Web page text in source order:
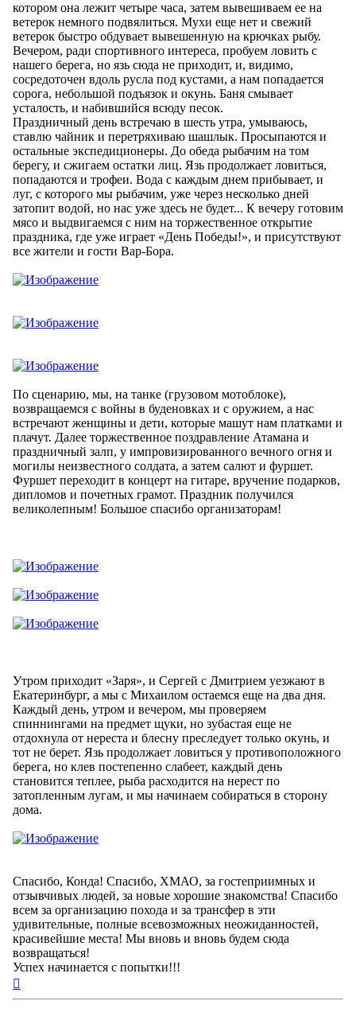
котором она лежит четыре часа, затем вывешиваем ее на
ветерок немного подвялиться. Мухи еще нет и свежий
ветерок быстро обдувает вывешенную на крючках рыбу.
Вечером, ради спортивного интереса, пробуем ловить с
нашего берега, но язь сюда не приходит, и, видимо,
сосредоточен вдоль русла под кустами, а нам попадается
сорога, небольшой подъязок и окунь. Баня смывает
усталость, и набившийся всюду песок.
Праздничный день встречаю в шесть утра, умываюсь,
ставлю чайник и перетряхиваю шашлык. Просыпаются и
остальные экспедиционеры. До обеда рыбачим на том
берегу, и сжигаем остатки лиц. Язь продолжает ловиться,
попадаются и трофеи. Вода с каждым днем прибывает, и
луг, с которого мы рыбачим, уже через несколько дней
затопит водой, но нас уже здесь не будет... К вечеру готовим
мясо и выдвигаемся с ним на торжественное открытие
праздника, где уже играет «День Победы!», и присутствуют
все жители и гости Вар-Бора.
По сценарию, мы, на танке (грузовом мотоблоке),
возвращаемся с войны в буденовках и с оружием, а нас
встречают женщины и дети, которые машут нам платками и
плачут. Далее торжественное поздравление Атамана и
праздничный залп, у импровизированного вечного огня и
могилы неизвестного солдата, а затем салют и фуршет.
Фуршет переходит в концерт на гитаре, вручение подарков,
дипломов и почетных грамот. Праздник получился
великолепным! Большое спасибо организаторам!
Утром приходит «Заря», и Сергей с Дмитрием уезжают в
Екатеринбург, а мы с Михаилом остаемся еще на два дня.
Каждый день, утром и вечером, мы проверяем
спиннингами на предмет щуки, но зубастая еще не
отдохнула от нереста и блесну преследует только окунь, и
тот не берет. Язь продолжает ловиться у противоположного
берега, но клев постепенно слабеет, каждый день
становится теплее, рыба расходится на нерест по
затопленным лугам, и мы начинаем собираться в сторону
дома.
Спасибо, Конда! Спасибо, ХМАО, за гостеприимных и
отзывчивых людей, за новые хорошие знакомства! Спасибо
всем за организацию похода и за трансфер в эти
удивительные, полные всевозможных неожиданностей,
красивейшие места! Мы вновь и вновь будем сюда
возвращаться!
Успех начинается с попытки!!!